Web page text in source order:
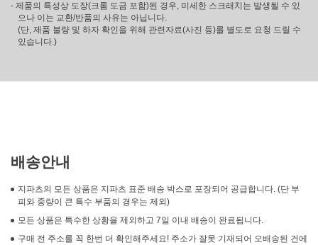
- 제품의 특성상 도장(크롬 도금 포함)된 경우, 미세한 스크래치는 발생될 수 있
으나 이는 교환/반품의 사유는 아닙니다.
(단, 제품 불량 및 하자 확인을 위해 관련자료(사진 등)를 별도로 요청 드릴 수
있습니다.)
배송안내
지파츠의 모든 상품은 지파츠 표준 배송 박스로 포장되어 공급합니다. (단 부
피와 중량이 큰 특수 부품의 경우는 제외)
모든 상품은 특수한 상황을 제외하고 7일 이내 배송이 완료됩니다.
구매 전 주소를 꼭 한번 더 확인해주세요! 주소가 잘못 기재되어 오배송된 건에